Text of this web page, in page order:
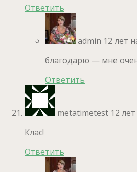
Ответить
admin 12 лет
благодарю — мне
Ответить
metatimetest 12
Клас!
Ответить